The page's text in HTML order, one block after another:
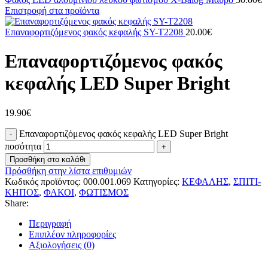
Επιστροφή στα προϊόντα
Επαναφορτιζόμενος φακός κεφαλής SY-T2208 20.00€
Επαναφορτιζόμενος φακός
κεφαλής LED Super Bright
19.90€
Επαναφορτιζόμενος φακός κεφαλής LED Super Bright
ποσότητα
Προσθήκη στο καλάθι
Πρόσθήκη στην λίστα επιθυμιών
Κωδικός προϊόντος: 000.001.069 Κατηγορίες: ΚΕΦΑΛΗΣ, ΣΠΙΤΙ-
ΚΗΠΟΣ, ΦΑΚΟΙ, ΦΩΤΙΣΜΟΣ
Share:
Περιγραφή
Επιπλέον πληροφορίες
Αξιολογήσεις (0)